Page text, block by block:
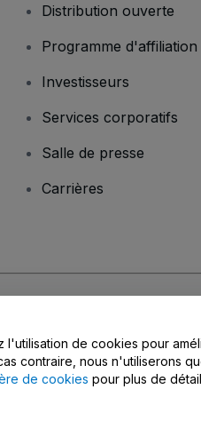
Distribution ouverte
Programme d'affiliation
Investisseurs
Services corporatifs
Salle de presse
Carrières
choix en matière de confidentialité
l'utilisation de cookies pour
contraire, nous n'utiliserons
de cookies pour plus de